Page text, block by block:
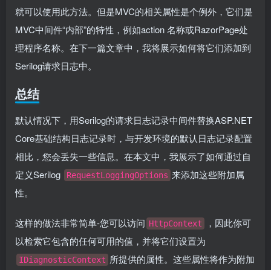
就可以使用此方法。但是MVC的相关属性是个例外，它们是
MVC中间件“内部”的特性，例如action 名称或RazorPage处
理程序名称。在下一篇文章中，我将展示如何将它们添加到
Serilog请求日志中。
总结
默认情况下，用Serilog的请求日志记录中间件替换ASP.NET
Core基础结构日志记录时，与开发环境的默认日志记录配置
相比，您会丢失一些信息。在本文中，我展示了如何通过自
定义Serilog
RequestLoggingOptions 来添加这些附加属
性。
这样的做法非常简单-您可以访问 HttpContext
，因此你可
以检索它包含的任何可用的值，并将它们设置为
IDiagnosticContext 所提供的属性。这些属性将作为附加